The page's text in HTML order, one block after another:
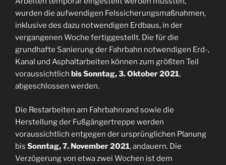
wurden die aufwendigen Felssicherungsmaßnahmen,
inklusive des dazu notwendigen Erdbaus, in der
vergangenen Woche fertiggestellt. Die für die
grundhafte Sanierung der Fahrbahn notwendigen Erd-,
Kanal und Asphaltarbeiten können zum größten Teil
voraussichtlich bis Sonntag, 3. Oktober 2021,
abgeschlossen werden.
Die Restarbeiten am Fahrbahnrand sowie die
Herstellung der Fußgängertreppe werden
voraussichtlich entgegen der ursprünglichen Planung
bis Sonntag, 7. November 2021, andauern. Die
Verzögerung von etwa zwei Wochen ist dem